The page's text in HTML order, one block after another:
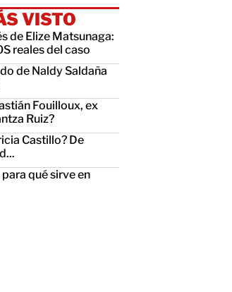
VISTO
de Elize Matsunaga:
reales del caso
de Naldy Saldaña
Fouilloux, ex
Ruiz?
Castillo? De
qué sirve en